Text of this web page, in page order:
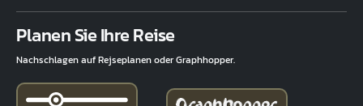
Planen Sie Ihre Reise
Nachschlagen auf Rejseplanen oder Graphhopper.